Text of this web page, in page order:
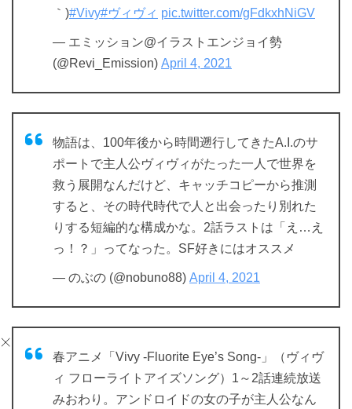
｀)#Vivy#ヴィヴィ pic.twitter.com/gFdkxhNiGV
— エミッション@イラストエンジョイ勢
(@Revi_Emission) April 4, 2021
物語は、100年後から時間遡行してきたA.I.のサ
ポートで主人公ヴィヴィがたった一人で世界を
救う展開なんだけど、キャッチコピーから推測
すると、その時代時代で人と出会ったり別れた
りする短編的な構成かな。2話ラストは「え…え
っ！？」ってなった。SF好きにはオススメ
— のぶの (@nobuno88) April 4, 2021
春アニメ「Vivy -Fluorite Eye’s Song-」（ヴィヴ
ィ フローライトアイズソング）1～2話連続放送
みおわり。アンドロイドの女の子が主人公なん